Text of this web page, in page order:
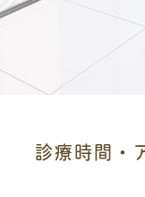
診療時間・